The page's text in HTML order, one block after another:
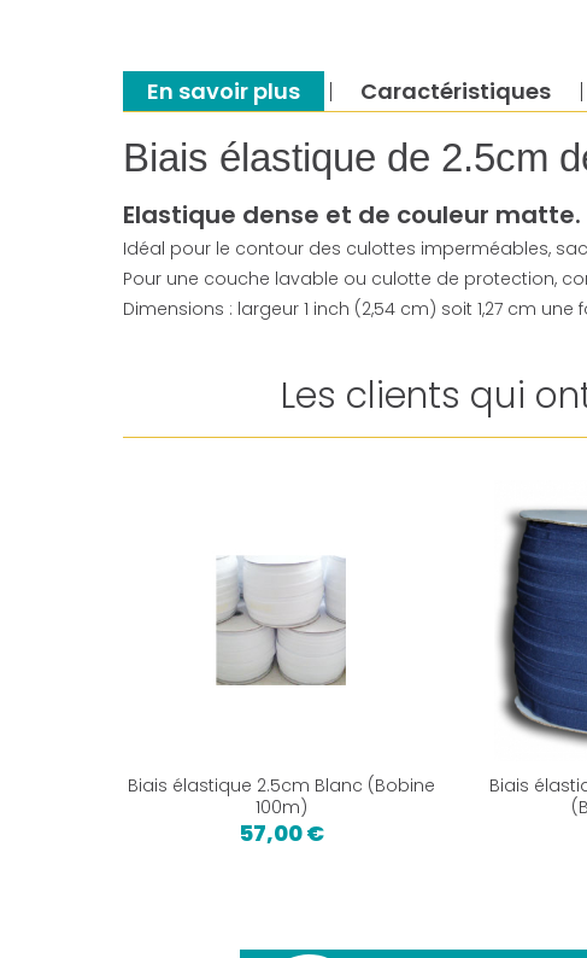
En savoir plus Caractéristiques
Biais élastique de 2.5cm
Elastique dense et de couleur matte.
Idéal pour le contour des culottes imperméables,
Pour une couche lavable ou culotte de protection,
Dimensions : largeur 1 inch (2,54 cm) soit 1,27 cm une
Les clients qui
Biais élastique 2.5cm Blanc (Bobine
100m)
57,00 €
Biais